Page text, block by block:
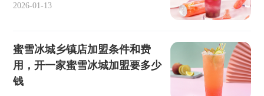
2026-01-13
蜜雪冰城乡镇店加盟条件和费
用，开一家蜜雪冰城加盟要多少
钱